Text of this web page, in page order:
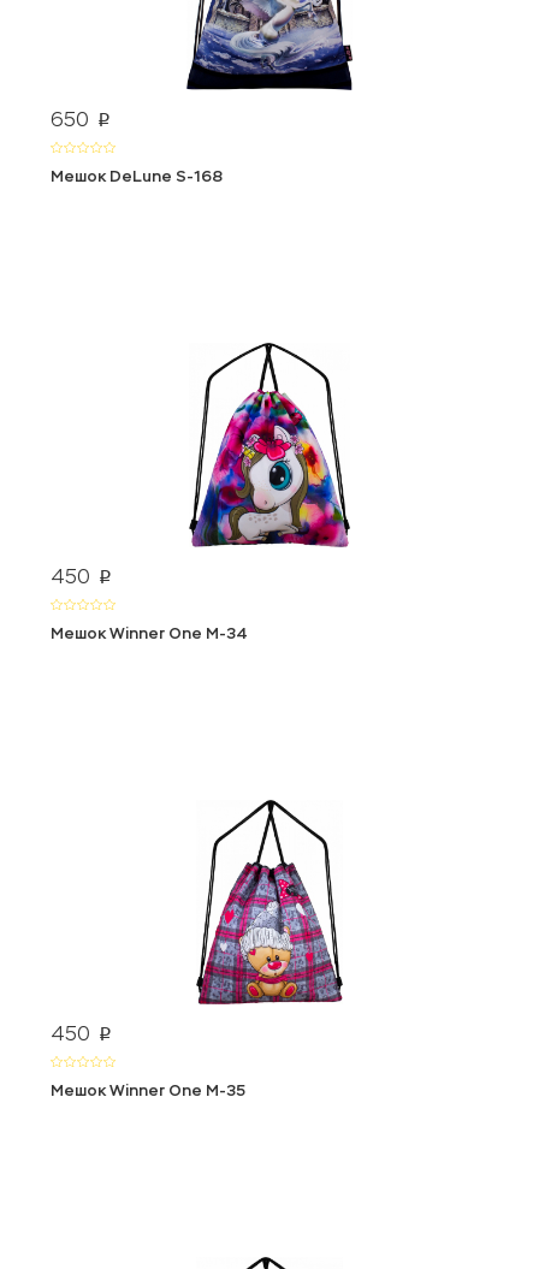
650 p
Мешок DeLune S-168
450 p
Мешок Winner One М-34
450 p
Мешок Winner One М-35